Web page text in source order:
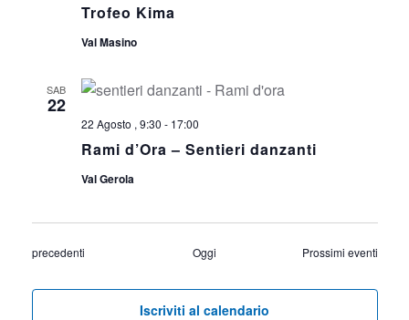
Trofeo Kima
Val Masino
SAB
22
Rami d’Ora – Sentieri danzanti
22 Agosto , 9:30 - 17:00
Val Gerola
Eventi
precedenti Oggi Prossimi eventi
Iscriviti al calendario